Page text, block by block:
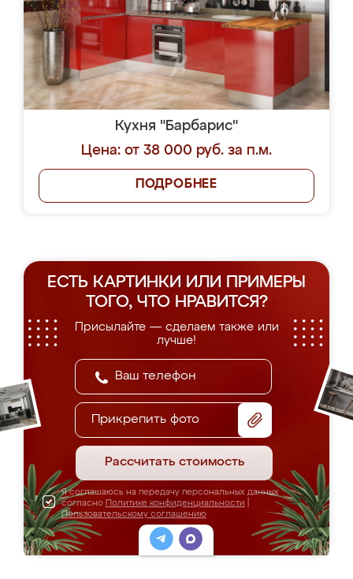
Кухня "Барбарис"
Цена: от 38 000 руб. за п.м.
ПОДРОБНЕЕ
ЕСТЬ КАРТИНКИ ИЛИ ПРИМЕРЫ
ТОГО, ЧТО НРАВИТСЯ?
Присылайте — сделаем также или
лучше!
Прикрепить фото
Рассчитать стоимость
Я соглашаюсь на передачу персональных данных
согласно Политике конфиденциальности
Пользовательскому соглашению